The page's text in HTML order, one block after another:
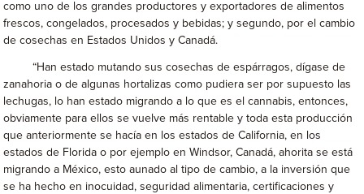
como uno de los grandes productores y exportadores de alimentos
frescos, congelados, procesados y bebidas; y segundo, por el cambio
de cosechas en Estados Unidos y Canadá.
“Han estado mutando sus cosechas de espárragos, dígase de
zanahoria o de algunas hortalizas como pudiera ser por supuesto las
lechugas, lo han estado migrando a lo que es el cannabis, entonces,
obviamente para ellos se vuelve más rentable y toda esta producción
que anteriormente se hacía en los estados de California, en los
estados de Florida o por ejemplo en Windsor, Canadá, ahorita se está
migrando a México, esto aunado al tipo de cambio, a la inversión que
se ha hecho en inocuidad, seguridad alimentaria, certificaciones y